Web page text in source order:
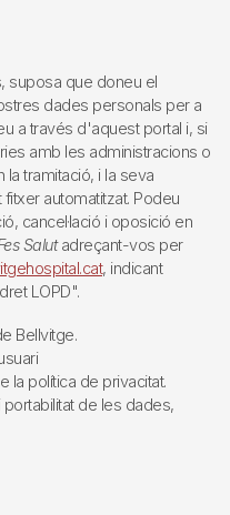
suposa que doneu el
dades personals per a
a través d'aquest portal i, si
amb les administracions o
la tramitació, i la seva
automatitzat. Podeu
cancel·lació i oposició en
Salutadreçant-vos per
, indicant
LOPD".
Bellvitge.
la política de privacitat.
de les dades,